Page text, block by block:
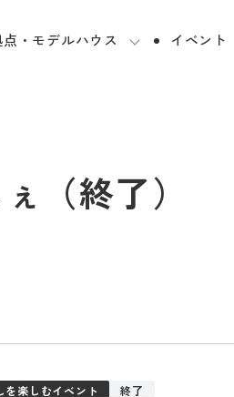
点・モデルハウス イベント
（終了）
を楽しむイベント 終了